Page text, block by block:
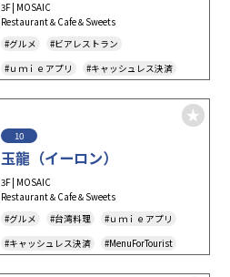
3F | MOSAIC
Restaurant＆Cafe＆Sweets
#グルメ
#ビアレストラン
#ｕｍｉｅアプリ
#キャッシュレス決済
10
玉龍（イーロン）
3F | MOSAIC
Restaurant＆Cafe＆Sweets
#グルメ
#台湾料理
#ｕｍｉｅアプリ
#キャッシュレス決済
#MenuForTourist